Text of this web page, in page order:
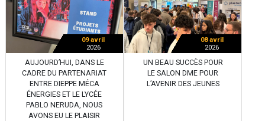
09 avril
2026
AUJOURD’HUI, DANS LE
CADRE DU PARTENARIAT
ENTRE DIEPPE MÉCA
ÉNERGIES ET LE LYCÉE
PABLO NERUDA, NOUS
AVONS EU LE PLAISIR
08 avril
2026
UN BEAU SUCCÈS POUR
LE SALON DME POUR
L’AVENIR DES JEUNES